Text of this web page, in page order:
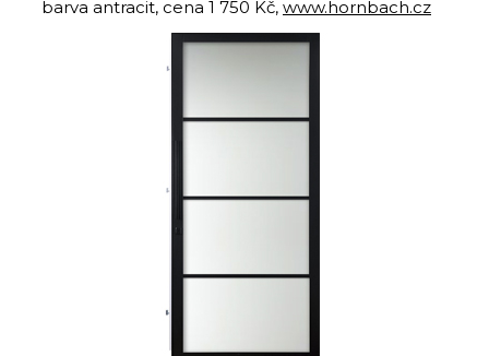
barva antracit, cena 1 750 Kč, www.hornbach.cz